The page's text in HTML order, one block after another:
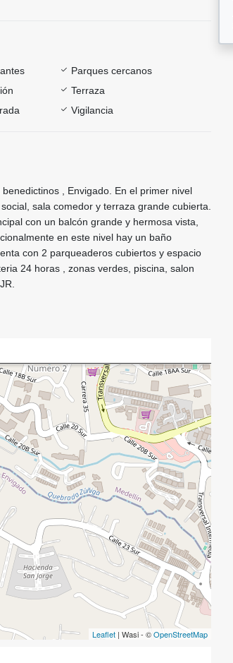
Parques cercanos
Terraza
Vigilancia
, Envigado. En el primer nivel
sala comedor y terraza grande cubierta.
con un balcón grande y hermosa vista,
en este nivel hay un baño
con 2 parqueaderos cubiertos y espacio
24 horas , zonas verdes, piscina, salon
Leaflet | Wasi - ©OpenStreetMap